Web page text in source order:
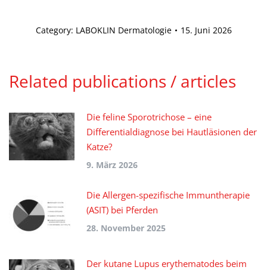
Category: LABOKLIN Dermatologie 15. Juni 2026
Related publications / articles
Die feline Sporotrichose – eine
Differentialdiagnose bei Hautläsionen der
Katze?
9. März 2026
Die Allergen-spezifische Immuntherapie
(ASIT) bei Pferden
28. November 2025
Der kutane Lupus erythematodes beim